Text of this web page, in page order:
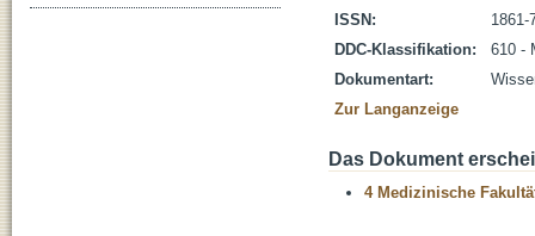
ISSN:
1861-
DDC-Klassifikation:
610 -
Dokumentart:
Zur Langanzeige
Das Dokument
4 Medizinische